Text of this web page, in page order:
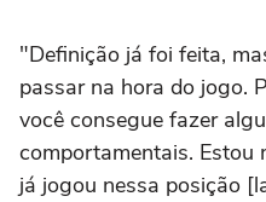
"Definição já foi feita,
passar na hora do jogo.
você consegue fazer
comportamentais. Estou
já jogou nessa posição